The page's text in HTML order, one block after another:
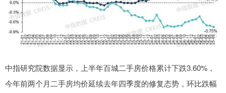
中指研究院数据显示，上半年百城二手房价格累计下跌3.60%，
今年前两个月二手房均价延续去年四季度的修复态势，环比跌幅